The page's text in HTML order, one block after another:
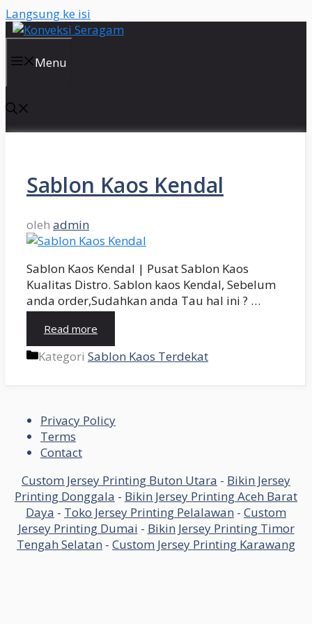
Langsung ke isi
Menu
Sablon Kaos Kendal
oleh admin
Sablon Kaos Kendal | Pusat Sablon Kaos
Kualitas Distro. Sablon kaos Kendal, Sebelum
anda order,Sudahkan anda Tau hal ini ? …
Read more
Kategori Sablon Kaos Terdekat
Privacy Policy
Terms
Contact
Custom Jersey Printing Buton Utara - Bikin Jersey
Printing Donggala - Bikin Jersey Printing Aceh Barat
Daya - Toko Jersey Printing Pelalawan - Custom
Jersey Printing Dumai - Bikin Jersey Printing Timor
Tengah Selatan - Custom Jersey Printing Karawang